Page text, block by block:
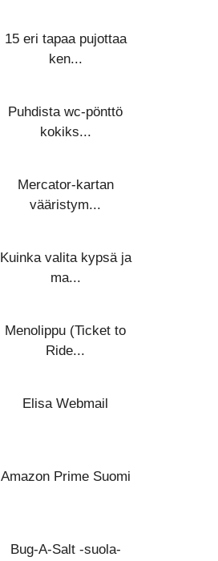
15 eri tapaa pujottaa
ken...
Puhdista wc-pönttö
kokiks...
Mercator-kartan
vääristym...
Kuinka valita kypsä ja
ma...
Menolippu (Ticket to
Ride...
Elisa Webmail
Amazon Prime Suomi
Bug-A-Salt -suola-